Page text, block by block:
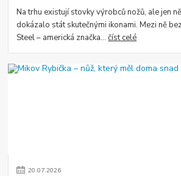
Na trhu existují stovky výrobců nožů, ale jen
dokázalo stát skutečnými ikonami. Mezi ně
Steel – americká značka...číst celé
20.07.2026